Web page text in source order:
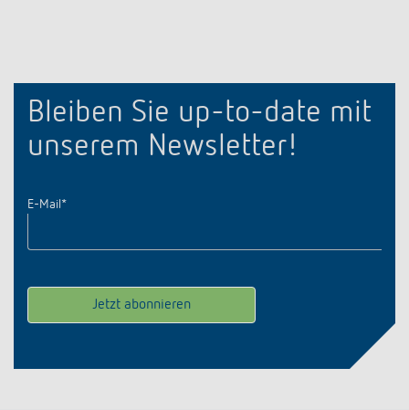
Bleiben Sie up-to-date mit
unserem Newsletter!
E-Mail *